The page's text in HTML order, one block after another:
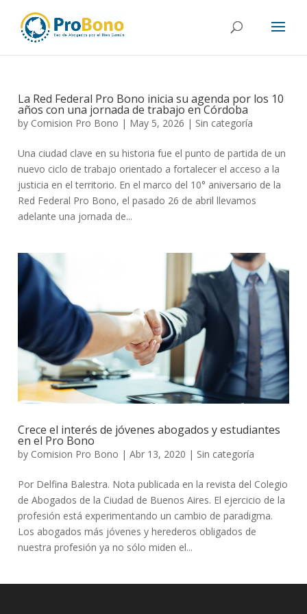
La Red Federal Pro Bono inicia su agenda por los 10
años con una jornada de trabajo en Córdoba
by Comision Pro Bono | May 5, 2026 | Sin categoría
Una ciudad clave en su historia fue el punto de partida de un
nuevo ciclo de trabajo orientado a fortalecer el acceso a la
justicia en el territorio. En el marco del 10° aniversario de la
Red Federal Pro Bono, el pasado 26 de abril llevamos
adelante una jornada de...
Crece el interés de jóvenes abogados y estudiantes
en el Pro Bono
by Comision Pro Bono | Abr 13, 2020 | Sin categoría
Por Delfina Balestra. Nota publicada en la revista del Colegio
de Abogados de la Ciudad de Buenos Aires. El ejercicio de la
profesión está experimentando un cambio de paradigma.
Los abogados más jóvenes y herederos obligados de
nuestra profesión ya no sólo miden el...